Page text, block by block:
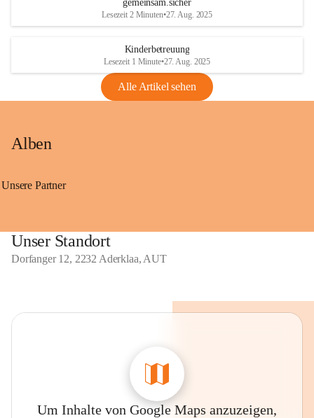
gemeinsam.sicher
Lesezeit 2 Minuten•27. Aug. 2025
Kinderbetreuung
Lesezeit 1 Minute•27. Aug. 2025
Alle Artikel sehen
Alben
Unsere Partner
Unser Standort
Dorfanger 12, 2232 Aderklaa, AUT
Um Inhalte von Google Maps anzuzeigen,